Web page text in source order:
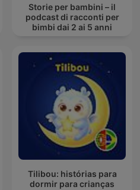
Storie per bambini – il
podcast di racconti per
bimbi dai 2 ai 5 anni
Tilibou: histórias para
dormir para crianças